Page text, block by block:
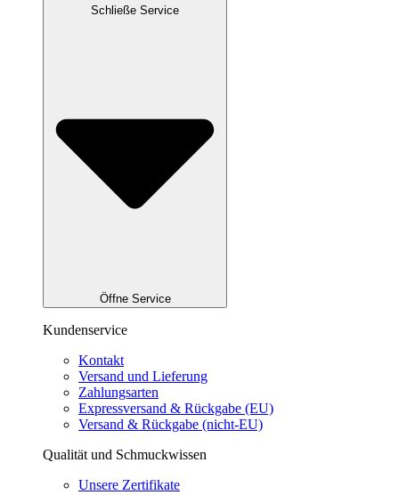
Schließe Service
Öffne Service
Kundenservice
Kontakt
Versand und Lieferung
Zahlungsarten
Expressversand & Rückgabe (EU)
Versand & Rückgabe (nicht-EU)
Qualität und Schmuckwissen
Unsere Zertifikate